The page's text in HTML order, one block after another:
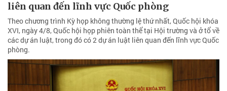
liên quan đến lĩnh vực Quốc phòng
Theo chương trình Kỳ họp không thường lệ thứ nhất, Quốc hội khóa
XVI, ngày 4/8, Quốc hội họp phiên toàn thể tại Hội trường và ở tổ về
các dự án luật, trong đó có 2 dự án luật liên quan đến lĩnh vực Quốc
phòng.